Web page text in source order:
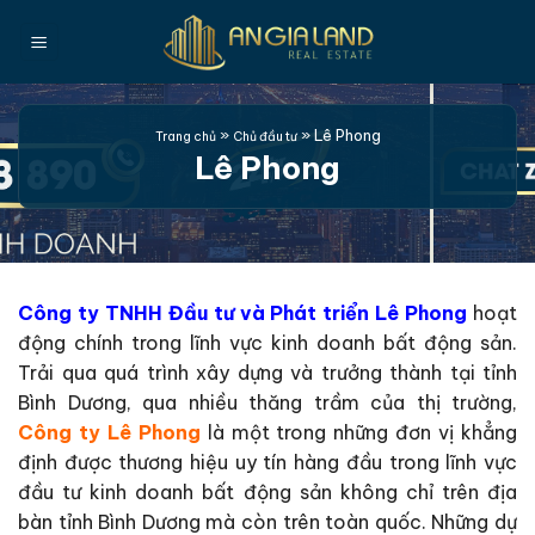
qua
dung
Trang chủ» Chủ đầu tư»Lê Phong
Lê Phong
Công ty TNHH Đầu tư và Phát triển Lê Phong hoạt
động chính trong lĩnh vực kinh doanh bất động sản.
Trải qua quá trình xây dựng và trưởng thành tại tỉnh
Bình Dương, qua nhiều thăng trầm của thị trường,
Công ty Lê Phong là một trong những đơn vị khẳng
định được thương hiệu uy tín hàng đầu trong lĩnh vực
đầu tư kinh doanh bất động sản không chỉ trên địa
bàn tỉnh Bình Dương mà còn trên toàn quốc. Những dự